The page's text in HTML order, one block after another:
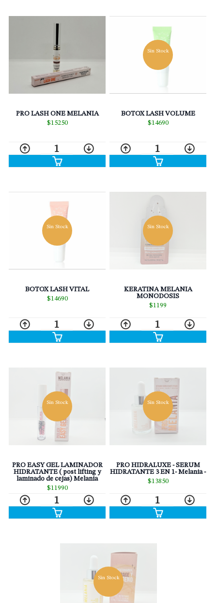
PRO LASH ONE MELANIA
$15250
1
Sin Stock
BOTOX LASH VOLUME
$14690
1
Sin Stock
BOTOX LASH VITAL
$14690
1
Sin Stock
KERATINA MELANIA
MONODOSIS
$1199
1
Sin Stock
PRO EASY GEL LAMINADOR
HIDRATANTE ( post lifting y
laminado de cejas) Melania
$11990
1
Sin Stock
PRO HIDRALUXE - SERUM
HIDRATANTE 3 EN 1- Melania -
$13850
1
Sin Stock